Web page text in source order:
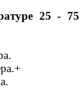
25 - 75